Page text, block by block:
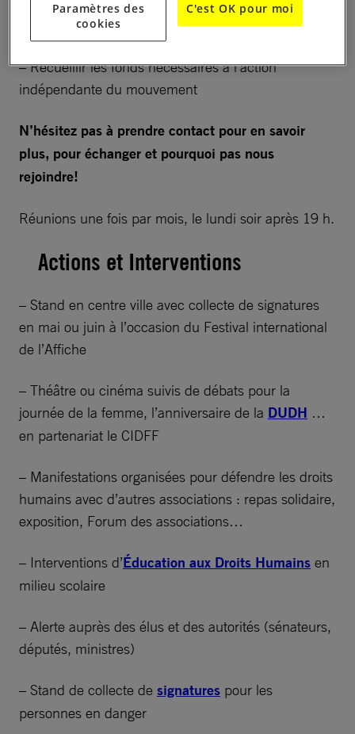
– Agir pour ces droits
– Recueillir les fonds nécessaires à l’action
indépendante du mouvement
N’hésitez pas à prendre contact pour en savoir
plus, pour échanger et pourquoi pas nous
rejoindre!
Réunions une fois par mois, le lundi soir après 19 h.
Actions et Interventions
– Stand en centre ville avec collecte de signatures
en mai ou juin à l’occasion du Festival international
de l’Affiche
– Théâtre ou cinéma suivis de débats pour la
journée de la femme, l’anniversaire de la DUDH …
en partenariat le CIDFF
– Manifestations organisées pour défendre les droits
humains avec d’autres associations : repas solidaire,
exposition, Forum des associations…
– Interventions d’Éducation aux Droits Humains en
milieu scolaire
– Alerte auprès des élus et des autorités (sénateurs,
députés, ministres)
– Stand de collecte de signatures pour les
personnes en danger
Paramètres des
cookies
C'est OK pour moi